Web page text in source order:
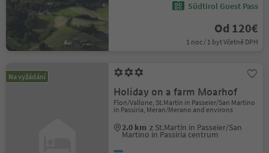
Südtirol Guest Pass
Od 120€
1 noc / 1 byt Včetně DPH
Na vyžádání
Holiday on a farm Moarhof
Flon/Vallone, St.Martin in Passeier/San Martino
in Passiria, Meran/Merano and environs
2.0 km z St.Martin in Passeier/San
Martino in Passiria centrum